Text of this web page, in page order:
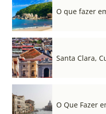
O que fazer
Santa Clara,
O Que Fazer